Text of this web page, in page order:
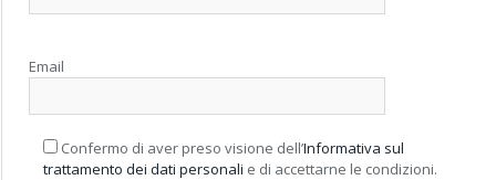
Email
Confermo di aver preso visione dell’Informativa sul
trattamento dei dati personali e di accettarne le condizioni.